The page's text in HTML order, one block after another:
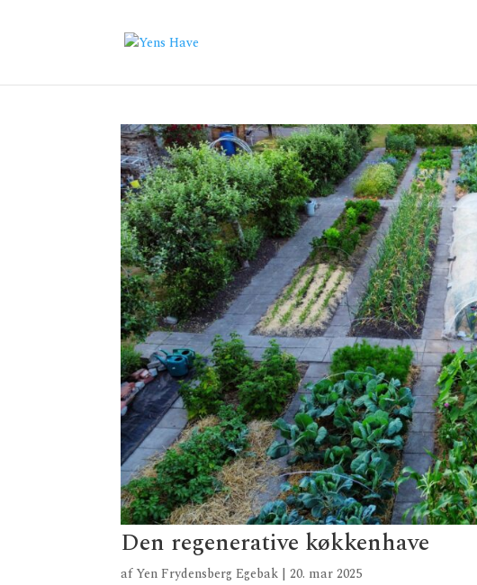
Den regenerative køkkenhave
afYen Frydensberg Egebak |20. mar 2025